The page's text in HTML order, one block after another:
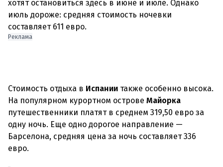
хотят остановиться здесь в июне и июле. Однако
июль дороже: средняя стоимость ночевки
Реклама
Стоимость отдыха в Испании также особенно высока.
На популярном курортном острове Майорка
путешественники платят в среднем 319,50 евро за
одну ночь. Еще одно дорогое направление —
Барселона, средняя цена за ночь составляет 336